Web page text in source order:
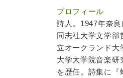
プロフィール
詩人。1947年奈良
同志社大学文学部
立オークランド大
大学大学院音楽研
を歴任。詩集に『